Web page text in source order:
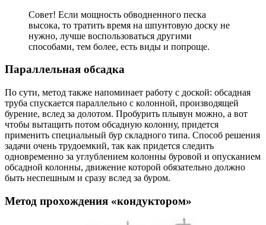
Совет! Если мощность обводненного песка
высока, то тратить время на шпунтовую доску не
нужно, лучше воспользоваться другими
способами, тем более, есть виды и попроще.
Параллельная обсадка
По сути, метод также напоминает работу с доской: обсадная
труба спускается параллельно с колонной, производящей
бурение, вслед за долотом. Пробурить плывун можно, а вот
чтобы вытащить потом обсадную колонну, придется
применить специальный бур складного типа. Способ решения
задачи очень трудоемкий, так как придется следить
одновременно за углублением колонны буровой и опусканием
обсадной колонны, движение которой обязательно должно
быть неспешным и сразу вслед за буром.
Метод прохождения «кондуктором»